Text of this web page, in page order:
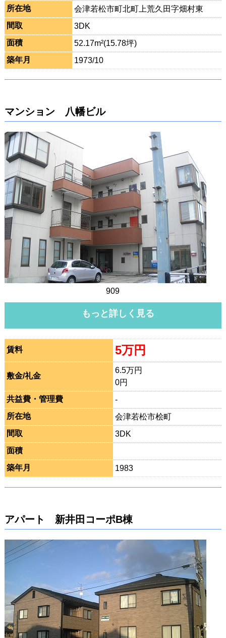
所在地
会津若松市町北町上荒久田字畑村東
間取
3DK
面積
52.17m²(15.78坪)
築年月
1973/10
マンション 八幡ビル
909
もっと詳しく見る
賃料 5万円
敷金/礼金
6.5万円
0円
共益費・管理費
-
所在地
会津若松市桧町
間取
3DK
面積
築年月
1983
アパート 新井田コーポB棟